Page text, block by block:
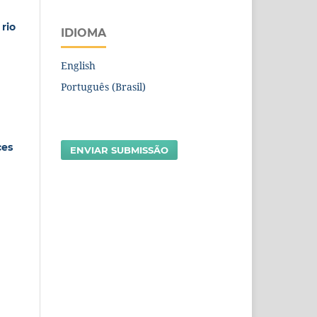
rio IDIOMA
English
Português (Brasil)
ENVIAR SUBMISSÃO